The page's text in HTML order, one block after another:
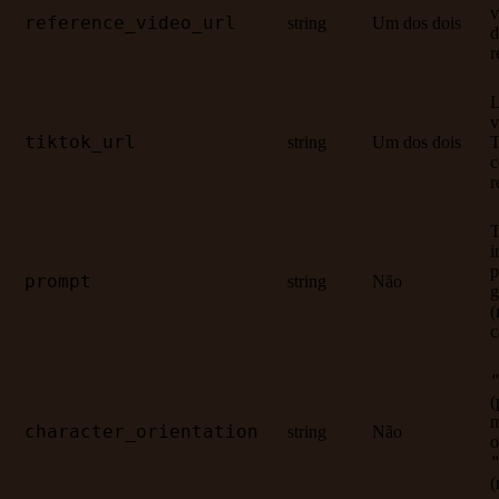
reference_video_url string Um dos dois
tiktok_url string Um dos dois
prompt string Não
character_orientation string Não